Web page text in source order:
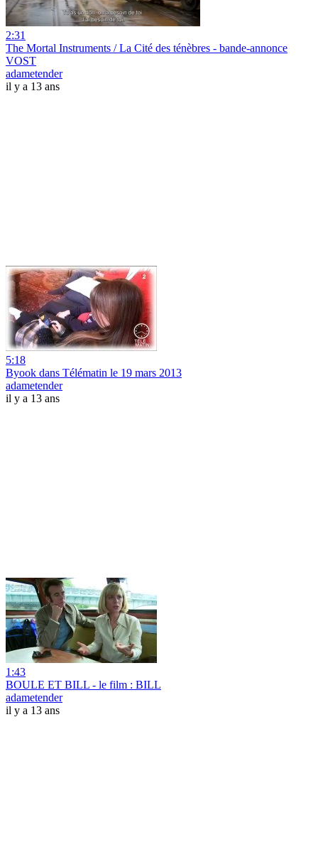
2:31
The Mortal Instruments / La Cité des ténèbres - bande-annonce
VOST
adametender
il y a 13 ans
5:18
Byook dans Télématin le 19 mars 2013
adametender
il y a 13 ans
1:43
BOULE ET BILL - le film : BILL
adametender
il y a 13 ans